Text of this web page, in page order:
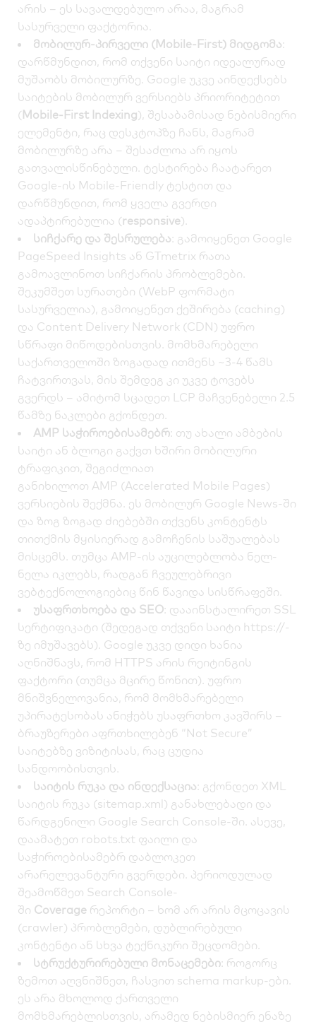
არის – ეს სავალდებულო არაა, მაგრამ
სასურველი ფაქტორია.
მობილურ-პირველი (Mobile-First) მიდგომა:
დარწმუნდით, რომ თქვენი საიტი იდეალურად
მუშაობს მობილურზე. Google უკვე აინდექსებს
საიტების მობილურ ვერსიებს პრიორიტეტით
(Mobile-First Indexing), შესაბამისად ნებისმიერი
ელემენტი, რაც დესკტოპზე ჩანს, მაგრამ
მობილურზე არა – შესაძლოა არ იყოს
გათვალისწინებული. ტესტირება ჩაატარეთ
Google-ის Mobile-Friendly ტესტით და
დარწმუნდით, რომ ყველა გვერდი
ადაპტირებულია (responsive).
სიჩქარე და შესრულება: გამოიყენეთ Google
PageSpeed Insights ან GTmetrix რათა
გამოავლინოთ სიჩქარის პრობლემები.
შეკუმშეთ სურათები (WebP ფორმატი
სასურველია), გამოიყენეთ ქეშირება (caching)
და Content Delivery Network (CDN) უფრო
სწრაფი მიწოდებისთვის. მომხმარებელი
საქართველოში ზოგადად ითმენს ~3-4 წამს
ჩატვირთვას, მის შემდეგ კი უკვე ტოვებს
გვერდს – ამიტომ სცადეთ LCP მაჩვენებელი 2.5
წამზე ნაკლები გქონდეთ.
AMP საჭიროებისამებრ: თუ ახალი ამბების
საიტი ან ბლოგი გაქვთ ხშირი მობილური
ტრაფიკით, შეგიძლიათ
განიხილოთ AMP (Accelerated Mobile Pages)
ვერსიების შექმნა. ეს მობილურ Google News-ში
და ზოგ ზოგად ძიებებში თქვენს კონტენტს
თითქმის მყისიერად გამოჩენის საშუალებას
მისცემს. თუმცა AMP-ის აუცილებლობა ნელ-
ნელა იკლებს, რადგან ჩვეულებრივი
ვებტექნოლოგიებიც წინ წავიდა სისწრაფეში.
უსაფრთხოება და SEO: დააინსტალირეთ SSL
სერტიფიკატი (შედეგად თქვენი საიტი https://-
ზე იმუშავებს). Google უკვე დიდი ხანია
აღნიშნავს, რომ HTTPS არის რეიტინგის
ფაქტორი (თუმცა მცირე წონით). უფრო
მნიშვნელოვანია, რომ მომხმარებელი
უპირატესობას ანიჭებს უსაფრთხო კავშირს –
ბრაუზერები აფრთხილებენ “Not Secure”
საიტებზე ვიზიტისას, რაც ცუდია
სანდოობისთვის.
საიტის რუკა და ინდექსაცია: გქონდეთ XML
საიტის რუკა (sitemap.xml) განახლებადი და
წარდგენილი Google Search Console-ში. ასევე,
დაამატეთ robots.txt ფაილი და
საჭიროებისამებრ დაბლოკეთ
არარელევანტური გვერდები. პერიოდულად
შეამოწმეთ Search Console-
ში Coverage რეპორტი – ხომ არ არის მცოცავის
(crawler) პრობლემები, დუბლირებული
კონტენტი ან სხვა ტექნიკური შეცდომები.
სტრუქტურირებული მონაცემები: როგორც
ზემოთ აღვნიშნეთ, ჩასვით schema markup-ები.
ეს არა მხოლოდ ქართველი
მომხმარებლისთვის, არამედ ნებისმიერ ენაზე